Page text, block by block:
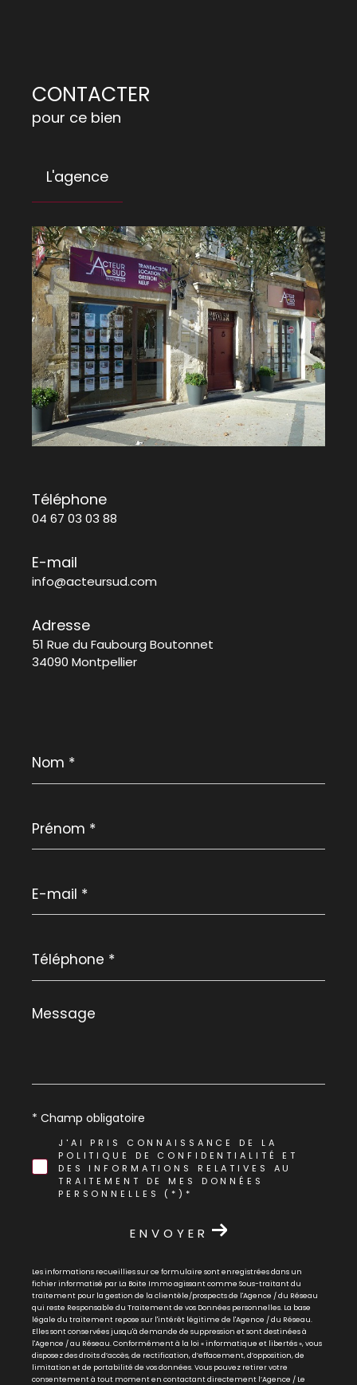
CONTACTER
pour ce bien
L'agence
Téléphone
04 67 03 03 88
E-mail
info@acteursud.com
Adresse
51 Rue du Faubourg Boutonnet
34090 Montpellier
*
*
mail
*
*
Message
*
J'AI PRIS CONNAISSANCE DE LA
POLITIQUE DE CONFIDENTIALITÉ ET
DES INFORMATIONS RELATIVES AU
TRAITEMENT DE MES DONNÉES
PERSONNELLES (*)*
* Champ obligatoire
ENVOYER
Les informations recueillies sur ce formulaire sont enregistrées dans un
fichier informatisé par La Boite Immo agissant comme Sous-traitant du
traitement pour la gestion de la clientèle/prospects de l'Agence / du Réseau
qui reste Responsable du Traitement de vos Données personnelles. La base
légale du traitement repose sur l'intérêt légitime de l'Agence / du Réseau.
Elles sont conservées jusqu'à demande de suppression et sont destinées à
l'Agence / au Réseau. Conformément à la loi « informatique et libertés », vous
disposez des droits d’accès, de rectification, d’effacement, d’opposition, de
limitation et de portabilité de vos données. Vous pouvez retirer votre
consentement à tout moment en contactant directement l’Agence / Le